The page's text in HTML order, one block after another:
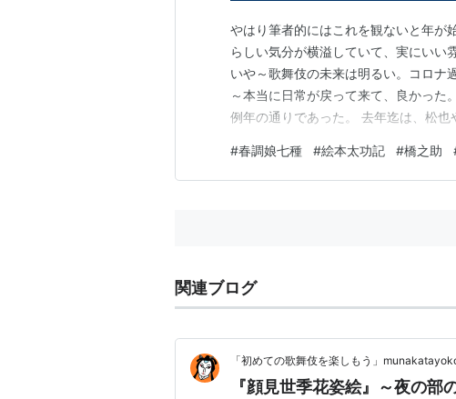
やはり筆者的にはこれを観ないと年が
らしい気分が横溢していて、実にいい
いや～歌舞伎の未来は明るい。コロナ
～本当に日常が戻って来て、良かった
例年の通りであった。 去年迄は、松
松が加わった。十代が二人も入り、平
いなく将来の歌舞伎界を担うメンバー
#春調娘七種 #絵本太功記 #橋之助
関連ブログ
「初めての歌舞伎を楽しもう」
『顔見世季花姿絵』～夜の